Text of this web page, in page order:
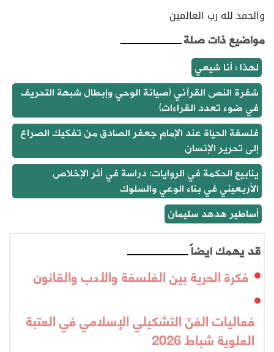
والحمد لله رب العالمين
مواضيع ذات صلة
لهذا ؛ أنا شيعي
شفرة النص القرآني (صيانة الوحي وإبطال شبهة التحريف
في ضوء تعدد القراءات)
فلسفة الحياة عند الإمام جعفر الصادق من تفكيك الصراع
إلى تحرير الإنسان
ينابيع الحكمة في الروايات: دراسة في أثر الإخلاص
الأربعيني في بناء الوعي والسلوك
أساطير هدهد سليمان
قد يهمك ايضاً
فكرة الحرية بين الفلسفة والأدب والقانون
فعاليات الفنّ التشكيلي الإسلامي في العتبة
العلوية شباط 2026